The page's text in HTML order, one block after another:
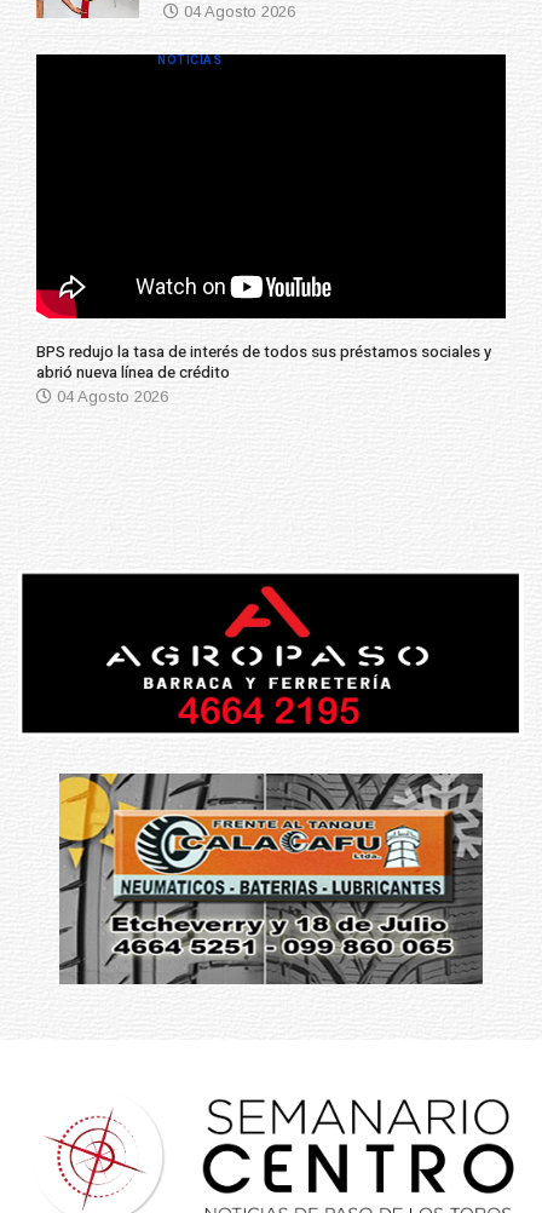
04 Agosto 2026
BPS redujo la tasa de interés de todos sus préstamos sociales y
abrió nueva línea de crédito
04 Agosto 2026
NOTICIAS